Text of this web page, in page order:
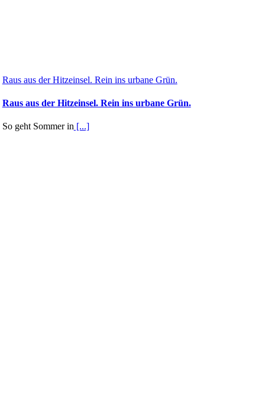
Raus aus der Hitzeinsel. Rein ins urbane Grün.
Raus aus der Hitzeinsel. Rein ins urbane Grün.
So geht Sommer in [...]